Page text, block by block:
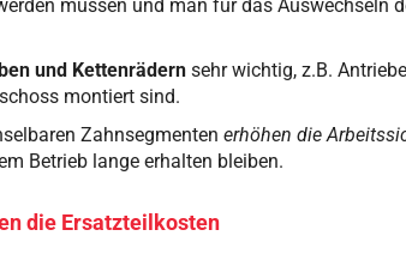
müssen und man für das Auswechseln
und Kettenrädern sehr wichtig, z.B.
montiert sind.
Zahnsegmenten erhöhen die
Betrieb lange erhalten bleiben.
die Ersatzteilkosten